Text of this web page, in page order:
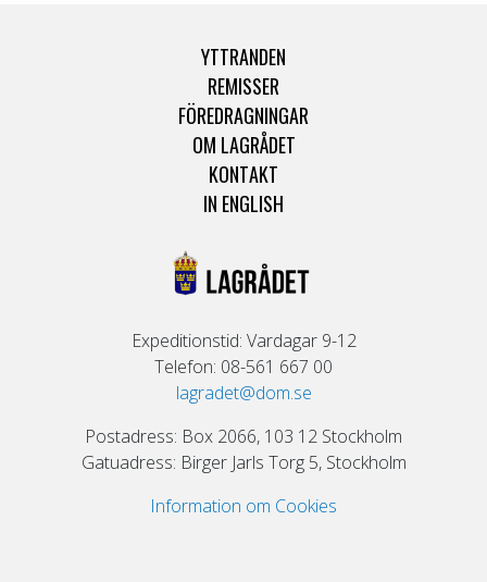
YTTRANDEN
REMISSER
FÖREDRAGNINGAR
OM LAGRÅDET
KONTAKT
IN ENGLISH
Expeditionstid: Vardagar 9-12
Telefon: 08-561 667 00
lagradet@dom.se
Postadress: Box 2066, 103 12 Stockholm
Gatuadress: Birger Jarls Torg 5, Stockholm
Information om Cookies